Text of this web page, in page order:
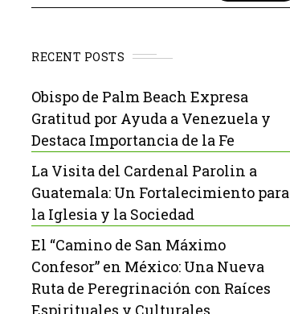
RECENT POSTS
Obispo de Palm Beach Expresa
Gratitud por Ayuda a Venezuela y
Destaca Importancia de la Fe
La Visita del Cardenal Parolin a
Guatemala: Un Fortalecimiento para
la Iglesia y la Sociedad
El “Camino de San Máximo
Confesor” en México: Una Nueva
Ruta de Peregrinación con Raíces
Espirituales y Culturales